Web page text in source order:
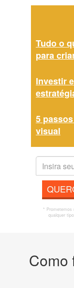
Tudo o
para
Investir
5
visual
* Prometemos
qualquer
Como